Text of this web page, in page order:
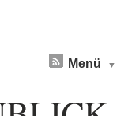
Menü